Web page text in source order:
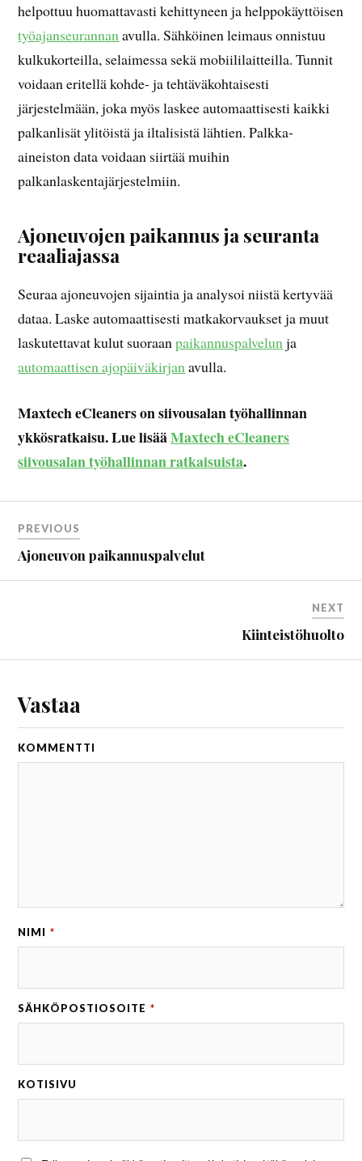
helpottuu huomattavasti kehittyneen ja helppokäyttöisen
työajanseurannanavulla. Sähköinen leimaus onnistuu
kulkukorteilla, selaimessa sekä mobiililaitteilla. Tunnit
voidaan eritellä kohde- ja tehtäväkohtaisesti
järjestelmään, joka myös laskee automaattisesti kaikki
palkanlisät ylitöistä ja iltalisistä lähtien. Palkka-
aineiston data voidaan siirtää muihin
palkanlaskentajärjestelmiin.
Ajoneuvojen paikannus ja seuranta
reaaliajassa
Seuraa ajoneuvojen sijaintia ja analysoi niistä kertyvää
dataa. Laske automaattisesti matkakorvaukset ja muut
laskutettavat kulut suoraanpaikannuspalvelunja
automaattisen ajopäiväkirjanavulla.
Maxtech eCleaners on siivousalan työhallinnan
ykkösratkaisu. Lue lisääMaxtech eCleaners
siivousalan työhallinnan ratkaisuista.
PREVIOUS
Ajoneuvon paikannuspalvelut
NEXT
Kiinteistöhuolto
Vastaa
KOMMENTTI
NIMI *
SÄHKÖPOSTIOSOITE *
KOTISIVU